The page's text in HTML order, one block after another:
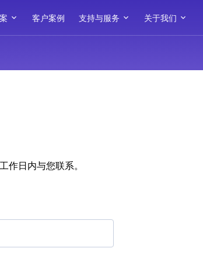
客户案例 支持与服务 关于我们
作日内与您联系。